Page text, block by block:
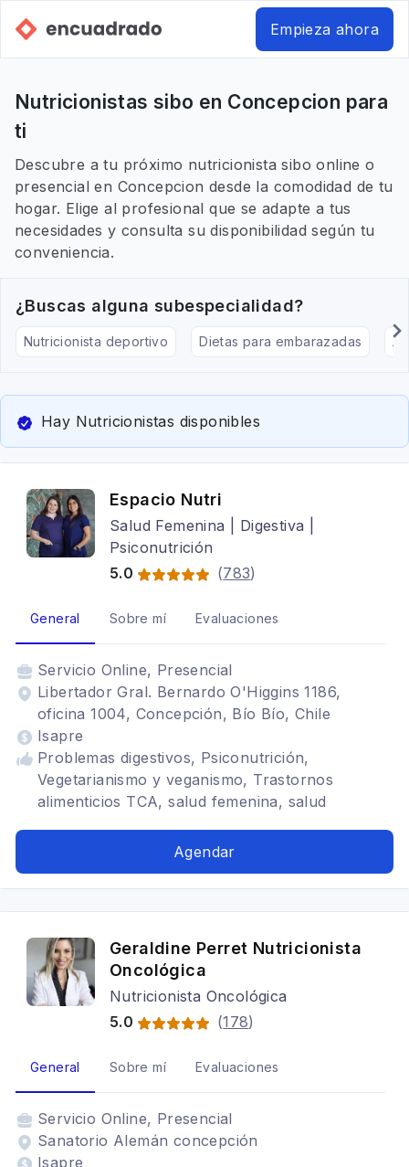
Empieza ahora
Nutricionistas sibo en Concepcion para
ti
Descubre a tu próximo nutricionista sibo online o
presencial en Concepcion desde la comodidad de tu
hogar. Elige al profesional que se adapte a tus
necesidades y consulta su disponibilidad según tu
conveniencia.
¿Buscas alguna subespecialidad?
Nutricionista deportivo Dietas para embarazadas
Hay Nutricionistas disponibles
Espacio Nutri
Salud Femenina | Digestiva |
Psiconutrición
5.0
(783)
General Sobre mí Evaluaciones
Servicio Online, Presencial
Libertador Gral. Bernardo O'Higgins 1186,
oficina 1004, Concepción, Bío Bío, Chile
Isapre
Problemas digestivos, Psiconutrición,
Vegetarianismo y veganismo, Trastornos
alimenticios TCA, salud femenina, salud
SIBO, Tratamiento para anorexia nerviosa,
lactancia
Agendar
Geraldine Perret Nutricionista
Oncológica
Nutricionista Oncológica
5.0
(178)
General Sobre mí Evaluaciones
Servicio Online, Presencial
Sanatorio Alemán concepción
Isapre